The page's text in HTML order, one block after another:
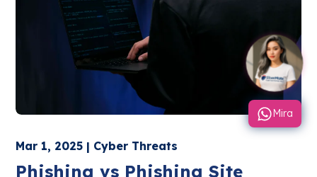
Mar 1, 2025 | Cyber Threats
Phishing vs Phishing Site
Mira